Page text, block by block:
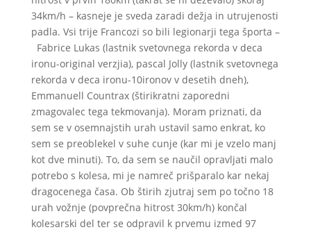
34km/h – kasneje je sveda zaradi dežja in utrujenosti
padla. Vsi trije Francozi so bili legionarji tega športa –
Fabrice Lukas (lastnik svetovnega rekorda v deca
ironu-original verzjia), pascal Jolly (lastnik svetovnega
rekorda v deca ironu-10ironov v desetih dneh),
Emmanuell Countrax (štirikratni zaporedni
zmagovalec tega tekmovanja). Moram priznati, da
sem se v osemnajstih urah ustavil samo enkrat, ko
sem se preoblekel v suhe cunje (kar mi je vzelo manj
kot dve minuti). To, da sem se naučil opravljati malo
potrebo s kolesa, mi je namreč prišparalo kar nekaj
dragocenega časa. Ob štirih zjutraj sem po točno 18
urah vožnje (povprečna hitrost 30km/h) končal
kolesarski del ter se odpravil k prvemu izmed 97